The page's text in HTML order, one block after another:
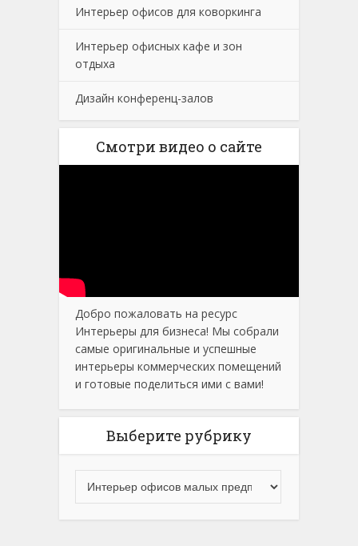
Интерьер офисов для коворкинга
Интерьер офисных кафе и зон
отдыха
Дизайн конференц-залов
Смотри видео о сайте
Добро пожаловать на ресурс
Интерьеры для бизнеса! Мы собрали
самые оригинальные и успешные
интерьеры коммерческих помещений
и готовые поделиться ими с вами!
Выберите рубрику